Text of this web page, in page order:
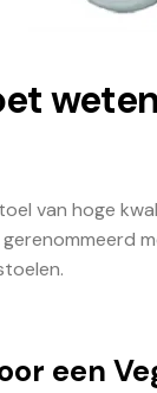
van hoge
een